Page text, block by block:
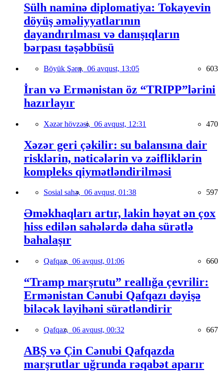
Sülh naminə diplomatiya: Tokayevin
döyüş əməliyyatlarının
dayandırılması və danışıqların
bərpası təşəbbüsü
Böyük Şərq, 06 avqust, 13:05 603
İran və Ermənistan öz “TRIPP”lərini
hazırlayır
Xəzər hövzəsi, 06 avqust, 12:31 470
Xəzər geri çəkilir: su balansına dair
risklərin, nəticələrin və zəifliklərin
kompleks qiymətləndirilməsi
Sosial sahə, 06 avqust, 01:38 597
Əməkhaqları artır, lakin həyat ən çox
hiss edilən sahələrdə daha sürətlə
bahalaşır
Qafqaz, 06 avqust, 01:06 660
“Tramp marşrutu” reallığa çevrilir:
Ermənistan Cənubi Qafqazı dəyişə
biləcək layihəni sürətləndirir
Qafqaz, 06 avqust, 00:32 667
ABŞ və Çin Cənubi Qafqazda
marşrutlar uğrunda rəqabət aparır